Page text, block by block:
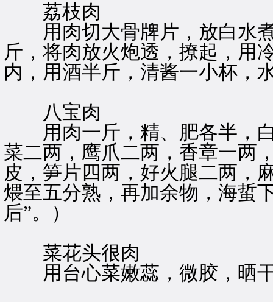
荔枝肉
用肉切大骨牌片，放白水煮
斤，将肉放火炮透，撩起，用
内，用酒半斤，清酱一小杯，
八宝肉
用肉一斤，精、肥各半，白
菜二两，鹰爪二两，香章一两
皮，笋片四两，好火腿二两，
煨至五分熟，再加余物，海蜇
后”。）
菜花头很肉
用台心菜嫩蕊，微胶，晒